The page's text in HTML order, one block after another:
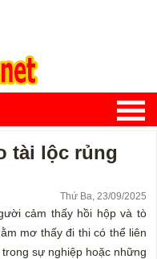
tài lộc rủng
Thứ Ba, 23/09/2025
cảm thấy hồi hộp và tò
mơ thấy đi thi có thể liên
sự nghiệp hoặc những